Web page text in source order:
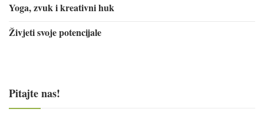
Yoga, zvuk i kreativni huk
Živjeti svoje potencijale
Pitajte nas!